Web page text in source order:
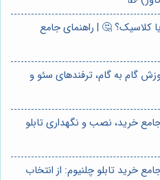
کلاسیک؟ 🤔 | راهنمای جامع
گام به گام، ترفندهای سئو و
خرید، نصب و نگهداری تابلو
خرید تابلو چلنیوم: از انتخاب